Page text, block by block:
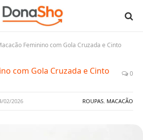
Feminino com Gola Cruzada e Cinto
com Gola Cruzada e Cinto 0
02/2026 ROUPAS, MACACÃO